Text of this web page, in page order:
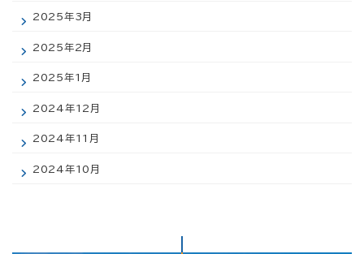
2025年3月
2025年2月
2025年1月
2024年12月
2024年11月
2024年10月